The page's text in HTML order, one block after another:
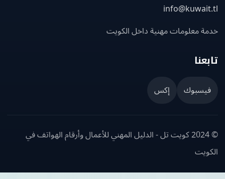
معلومات مهنية داخل الكويت
إكس
© 2024 كويت تل - الدليل المهني للأعمال وأرقام الهواتف في